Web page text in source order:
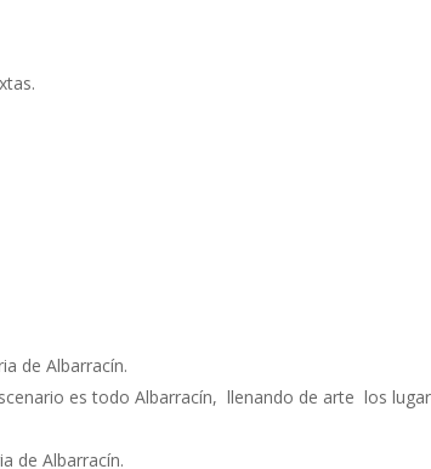
de Albarracín.
es todo Albarracín, llenando de arte los
de Albarracín.